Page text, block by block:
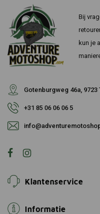
Bij
kun je
Gotenburgweg 46a,
+31 85 06 06 06 5
Klantenservice
Informatie